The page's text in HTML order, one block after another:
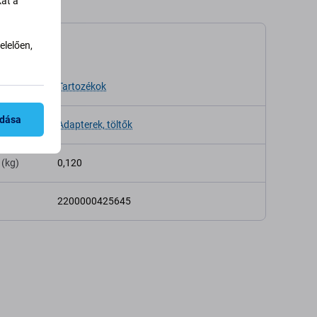
Tartozékok
Adapterek, töltők
0,120
2200000425645